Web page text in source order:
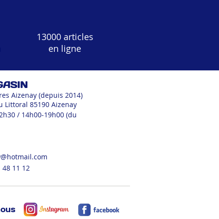
13000 articles
en ligne
Aizenay (depuis 2014)
Littoral 85190 Aizenay
/ 14h00-19h00 (du
48 11 12